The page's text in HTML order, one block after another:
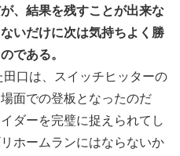
、結果を残すことが出来な
いだけに次は気持ちよく勝
である。
口は、スイッチヒッターの
面での登板となったのだ
ダーを完璧に捉えられてし
ホームランにはならないか